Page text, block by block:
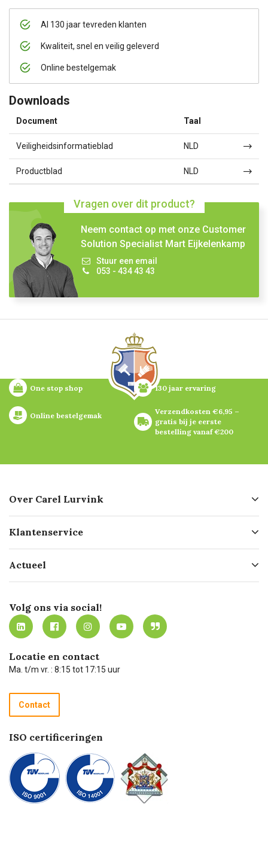
Al 130 jaar tevreden klanten
Kwaliteit, snel en veilig geleverd
Online bestelgemak
Downloads
Document Taal
Veiligheidsinformatieblad NLD
Productblad NLD
Vragen over dit product?
Neem contact op met onze Customer
Solution Specialist Mart Eijkelenkamp
Stuur een email
053 - 434 43 43
One stop shop 130 jaar ervaring
Online bestelgemak
Verzendkosten €6,95 –
gratis bij je eerste
bestelling vanaf €200
Over Carel Lurvink
Geschiedenis
Missie
Werken bij Carel Lurvink
MVO
Klantenservice
Bezorgen
Mijn Carel Lurvink
Mijn Carel Lurvink instructievideo's
Carel Lurvink App
Hulp op afstand
Technische dienst
Recycle programma
Betalen
Actueel
Innovation LAB
Tevreden klanten
Carel Lurvink Blog
Carel de podcast
Volg ons via social!
Locatie en contact
Ma. t/m vr. : 8:15 tot 17:15 uur
Contact
ISO certificeringen